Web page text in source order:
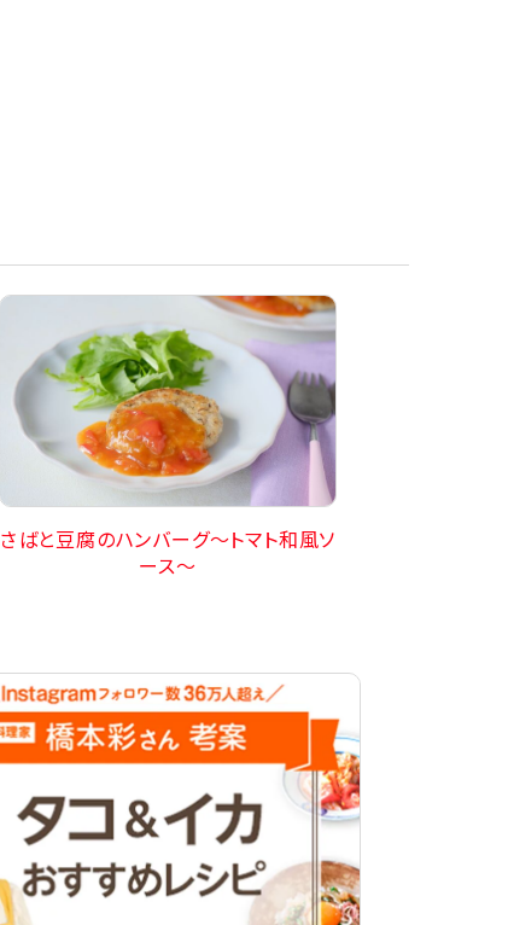
さばと豆腐のハンバーグ〜トマト和風ソ
ース〜